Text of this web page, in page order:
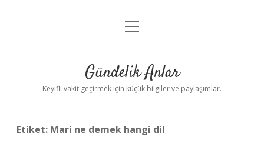
Anasayfa
Yasal Uyarı
menüyü
Gündelik Anlar
Keyifli vakit geçirmek için küçük bilgiler ve paylaşımlar.
Etiket: Mari ne demek hangi dil